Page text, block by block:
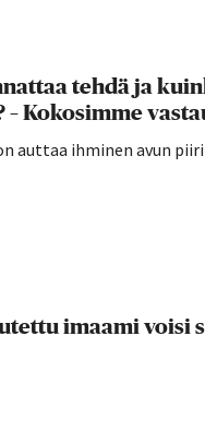
tehdä ja
– Kokosimme
auttaa ihminen avun
imaami voisi